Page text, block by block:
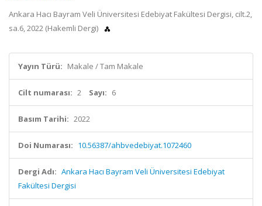
Ankara Hacı Bayram Veli Üniversitesi Edebiyat Fakültesi Dergisi, cilt.2,
sa.6, 2022 (Hakemli Dergi)
Yayın Türü: Makale / Tam Makale
Cilt numarası: 2 Sayı: 6
Basım Tarihi: 2022
Doi Numarası: 10.56387/ahbvedebiyat.1072460
Dergi Adı: Ankara Hacı Bayram Veli Üniversitesi Edebiyat
Fakültesi Dergisi